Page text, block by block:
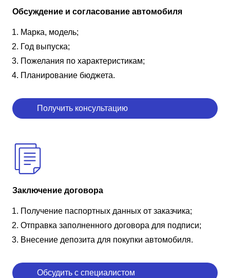
Обсуждение и согласование автомобиля
Марка, модель;
Год выпуска;
Пожелания по характеристикам;
Планирование бюджета.
Получить консультацию
Заключение договора
Получение паспортных данных от заказчика;
Отправка заполненного договора для подписи;
Внесение депозита для покупки автомобиля.
Обсудить с специалистом